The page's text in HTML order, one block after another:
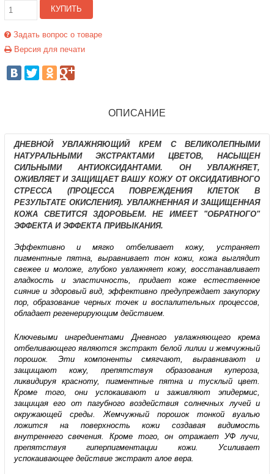
КУПИТЬ
Задать вопрос о товаре
Версия для печати
ОПИСАНИЕ
ДНЕВНОЙ УВЛАЖНЯЮЩИЙ КРЕМ С ВЕЛИКОЛЕПНЫМИ
НАТУРАЛЬНЫМИ ЭКСТРАКТАМИ ЦВЕТОВ, НАСЫЩЕН
СИЛЬНЫМИ АНТИОКСИДАНТАМИ. ОН УВЛАЖНЯЕТ,
ОЖИВЛЯЕТ И ЗАЩИЩАЕТ ВАШУ КОЖУ ОТ ОКСИДАТИВНОГО
СТРЕССА (ПРОЦЕССА ПОВРЕЖДЕНИЯ КЛЕТОК В
РЕЗУЛЬТАТЕ ОКИСЛЕНИЯ). УВЛАЖНЕННАЯ И ЗАЩИЩЕННАЯ
КОЖА СВЕТИТСЯ ЗДОРОВЬЕМ. НЕ ИМЕЕТ "ОБРАТНОГО"
ЭФФЕКТА И ЭФФЕКТА ПРИВЫКАНИЯ.
Эффективно и мягко отбеливает кожу, устраняет
пигментные пятна, выравнивает тон кожи, кожа выглядит
свежее и моложе, глубоко увлажняет кожу, восстанавливает
гладкость и эластичность, придает коже естественное
сияние и здоровый вид, эффективно предупреждает закупорку
пор, образование черных точек и воспалительных процессов,
обладает регенерирующим действием.
Ключевыми ингредиентами Дневного увлажняющего крема
отбеливающего являются экстракт белой лилии и жемчужный
порошок. Эти компоненты смягчают, выравнивают и
защищают кожу, препятствуя образования купероза,
ликвидируя красноту, пигментные пятна и тусклый цвет.
Кроме того, они успокаивают и заживляют эпидермис,
защищая его от пагубного воздействия солнечных лучей и
окружающей среды. Жемчужный порошок тонкой вуалью
ложится на поверхность кожи создавая видимость
внутреннего свечения. Кроме того, он отражает УФ лучи,
препятствуя гиперпигментации кожи. Усиливает
успокаивающее действие экстракт алое вера.